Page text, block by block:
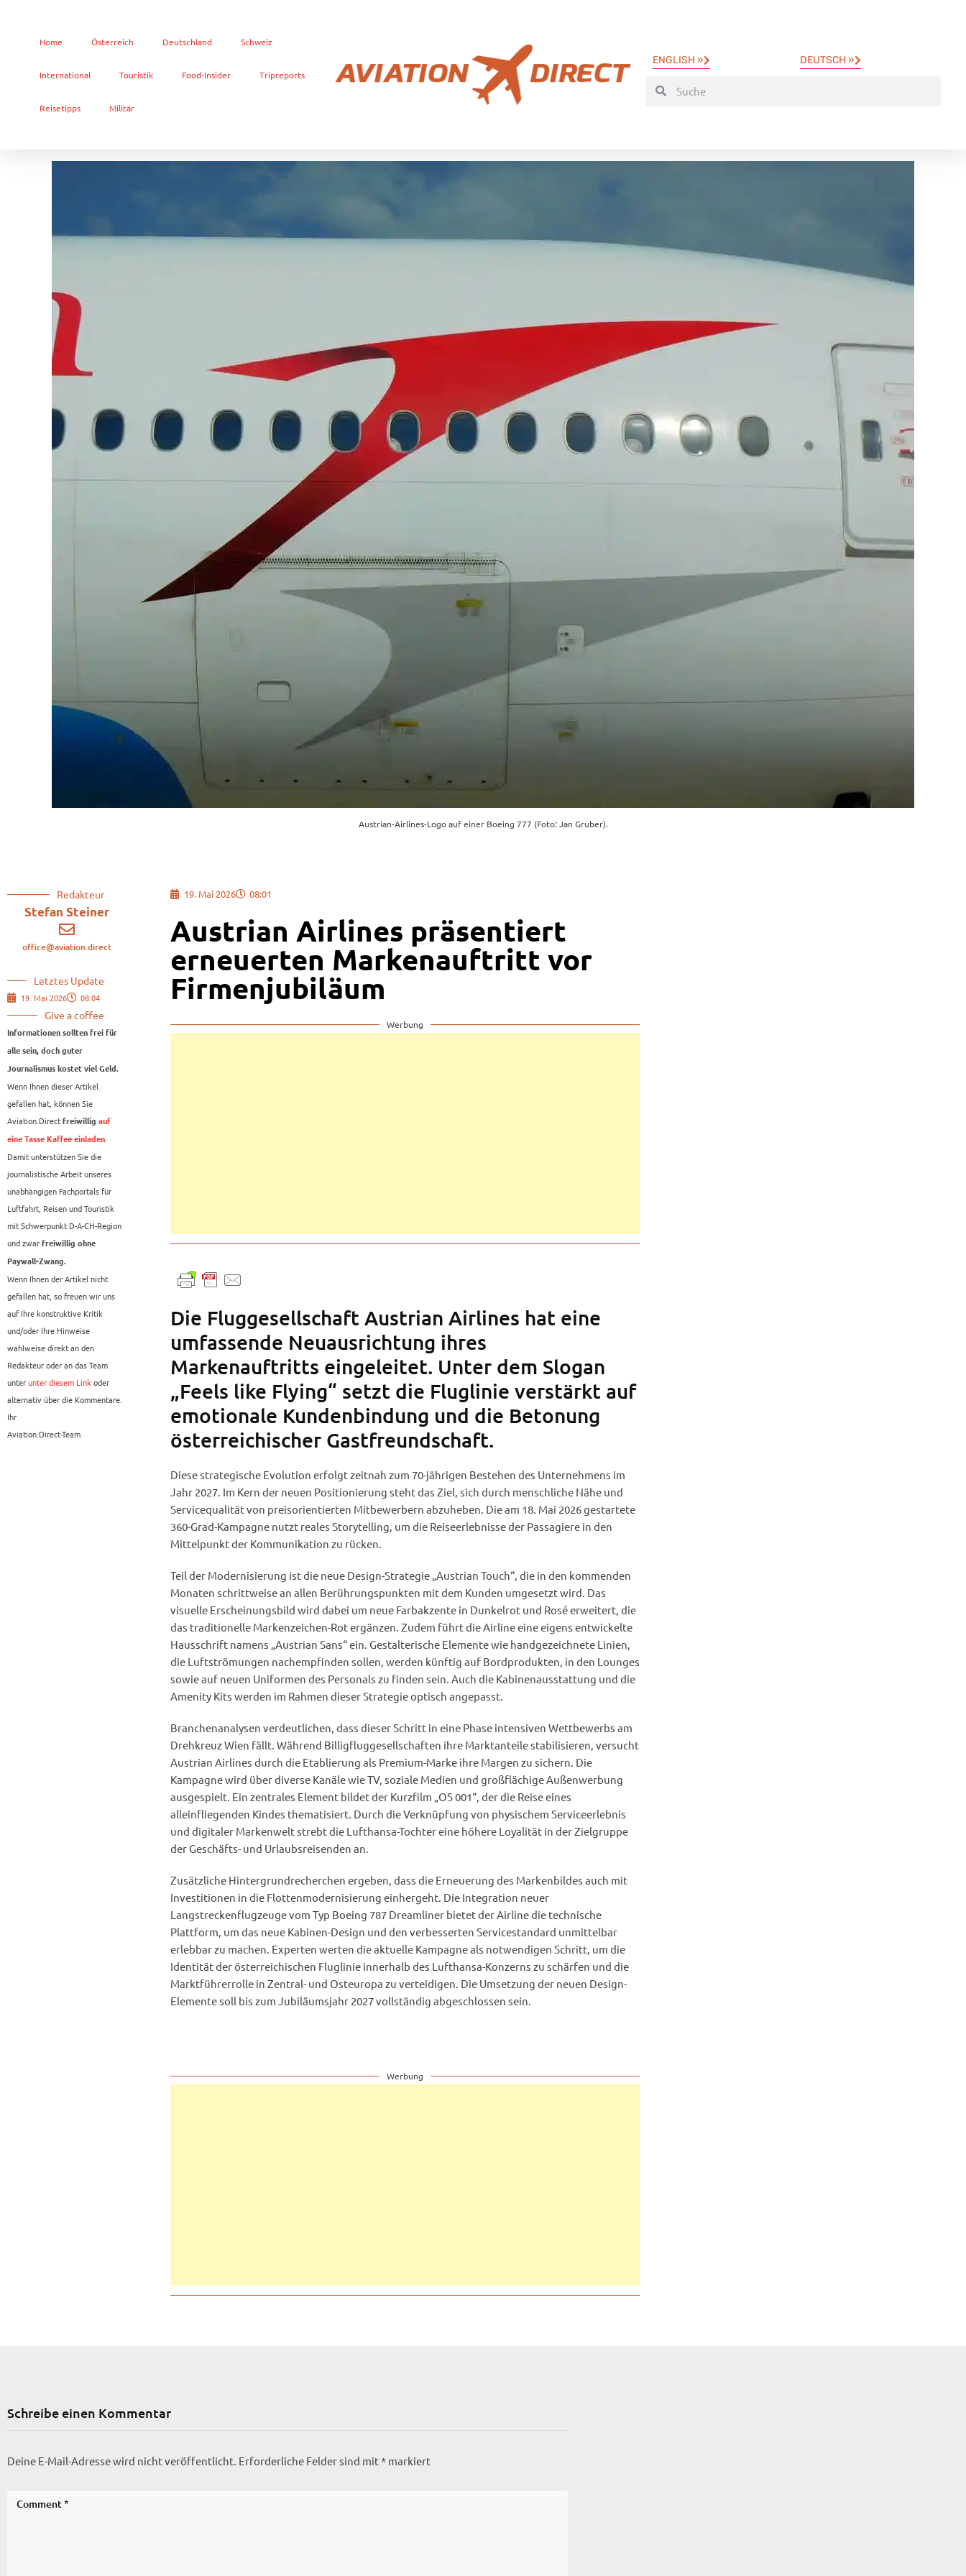
Home Österreich Deutschland Schweiz
International Touristik Food-Insider Tripreports
Reisetipps Militär
ENGLISH » DEUTSCH »
Austrian-Airlines-Logo auf einer Boeing 777 (Foto: Jan Gruber).
Redakteur
Stefan Steiner
office@aviation.direct
Letztes Update
19. Mai 2026 08:04
Give a coffee
Informationen sollten frei für
alle sein, doch guter
Journalismus kostet viel Geld.
Wenn Ihnen dieser Artikel
gefallen hat, können Sie
Aviation.Direct freiwillig auf
eine Tasse Kaffee einladen.
Damit unterstützen Sie die
journalistische Arbeit unseres
unabhängigen Fachportals für
Luftfahrt, Reisen und Touristik
mit Schwerpunkt D-A-CH-Region
und zwar freiwillig ohne
Paywall-Zwang.
Wenn Ihnen der Artikel nicht
gefallen hat, so freuen wir uns
auf Ihre konstruktive Kritik
und/oder Ihre Hinweise
wahlweise direkt an den
Redakteur oder an das Team
unterunter diesem Linkoder
alternativ über die Kommentare.
Ihr
Aviation.Direct-Team
19. Mai 2026 08:01
Austrian Airlines präsentiert
erneuerten Markenauftritt vor
Firmenjubiläum
Werbung
Die Fluggesellschaft Austrian Airlines hat eine
umfassende Neuausrichtung ihres
Markenauftritts eingeleitet. Unter dem Slogan
„Feels like Flying“ setzt die Fluglinie verstärkt auf
emotionale Kundenbindung und die Betonung
österreichischer Gastfreundschaft.
Diese strategische Evolution erfolgt zeitnah zum 70-jährigen Bestehen des Unternehmens im
Jahr 2027. Im Kern der neuen Positionierung steht das Ziel, sich durch menschliche Nähe und
Servicequalität von preisorientierten Mitbewerbern abzuheben. Die am 18. Mai 2026 gestartete
360-Grad-Kampagne nutzt reales Storytelling, um die Reiseerlebnisse der Passagiere in den
Mittelpunkt der Kommunikation zu rücken.
Teil der Modernisierung ist die neue Design-Strategie „Austrian Touch“, die in den kommenden
Monaten schrittweise an allen Berührungspunkten mit dem Kunden umgesetzt wird. Das
visuelle Erscheinungsbild wird dabei um neue Farbakzente in Dunkelrot und Rosé erweitert, die
das traditionelle Markenzeichen-Rot ergänzen. Zudem führt die Airline eine eigens entwickelte
Hausschrift namens „Austrian Sans“ ein. Gestalterische Elemente wie handgezeichnete Linien,
die Luftströmungen nachempfinden sollen, werden künftig auf Bordprodukten, in den Lounges
sowie auf neuen Uniformen des Personals zu finden sein. Auch die Kabinenausstattung und die
Amenity Kits werden im Rahmen dieser Strategie optisch angepasst.
Branchenanalysen verdeutlichen, dass dieser Schritt in eine Phase intensiven Wettbewerbs am
Drehkreuz Wien fällt. Während Billigfluggesellschaften ihre Marktanteile stabilisieren, versucht
Austrian Airlines durch die Etablierung als Premium-Marke ihre Margen zu sichern. Die
Kampagne wird über diverse Kanäle wie TV, soziale Medien und großflächige Außenwerbung
ausgespielt. Ein zentrales Element bildet der Kurzfilm „OS 001“, der die Reise eines
alleinfliegenden Kindes thematisiert. Durch die Verknüpfung von physischem Serviceerlebnis
und digitaler Markenwelt strebt die Lufthansa-Tochter eine höhere Loyalität in der Zielgruppe
der Geschäfts- und Urlaubsreisenden an.
Zusätzliche Hintergrundrecherchen ergeben, dass die Erneuerung des Markenbildes auch mit
Investitionen in die Flottenmodernisierung einhergeht. Die Integration neuer
Langstreckenflugzeuge vom Typ Boeing 787 Dreamliner bietet der Airline die technische
Plattform, um das neue Kabinen-Design und den verbesserten Servicestandard unmittelbar
erlebbar zu machen. Experten werten die aktuelle Kampagne als notwendigen Schritt, um die
Identität der österreichischen Fluglinie innerhalb des Lufthansa-Konzerns zu schärfen und die
Marktführerrolle in Zentral- und Osteuropa zu verteidigen. Die Umsetzung der neuen Design-
Elemente soll bis zum Jubiläumsjahr 2027 vollständig abgeschlossen sein.
Werbung
Schreibe einen Kommentar
Deine E-Mail-Adresse wird nicht veröffentlicht. Erforderliche Felder sind mit* markiert